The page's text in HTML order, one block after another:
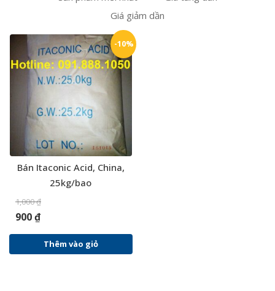
Giá giảm dần
-10%
Bán Itaconic Acid, China,
25kg/bao
1,000₫
900₫
Thêm vào giỏ